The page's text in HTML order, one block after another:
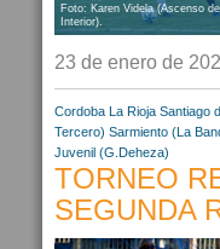
Foto: Karen Videla (Ascenso del
Interior).
23 de enero de
Cordoba La Rioja Santiago
Tercero) Sarmiento (La
Juvenil (G.Deheza)
TORNEO
SEGUNDA